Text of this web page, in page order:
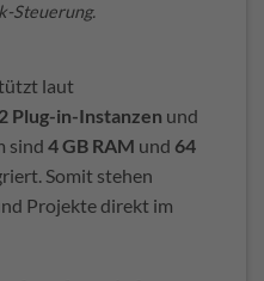
Steuerung.
laut
Plug-in-Instanzen und
sind 4 GB RAM und 64
Somit stehen
Projekte direkt im